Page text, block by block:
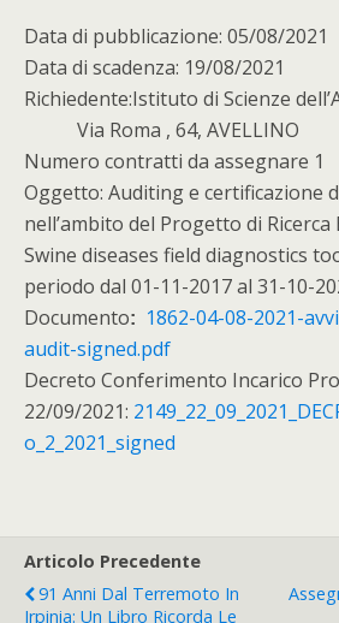
Data di pubblicazione: 05/08/2021
Data di scadenza: 19/08/2021
Richiedente:Istituto di Scienze
Via Roma , 64, AVELLINO
Numero contratti da assegnare 1
Oggetto: Auditing e certificazione
nell’ambito del Progetto di Ricerca
Swine diseases field diagnostics
periodo dal 01-11-2017 al 31-10-
Documento:
1862-04-08-2021-
audit-signed.pdf
Decreto Conferimento Incarico
22/09/2021:
o_2_2021_signed
Articolo Precedente
91 Anni Dal Terremoto In
Irpinia: Un Libro Ricorda Le